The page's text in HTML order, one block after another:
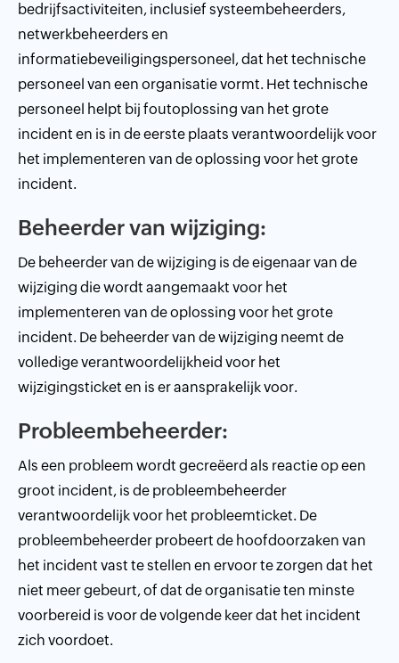
bedrijfsactiviteiten, inclusief systeembeheerders,
netwerkbeheerders en
informatiebeveiligingspersoneel, dat het technische
personeel van een organisatie vormt. Het technische
personeel helpt bij foutoplossing van het grote
incident en is in de eerste plaats verantwoordelijk voor
het implementeren van de oplossing voor het grote
incident.
Beheerder van wijziging:
De beheerder van de wijziging is de eigenaar van de
wijziging die wordt aangemaakt voor het
implementeren van de oplossing voor het grote
incident. De beheerder van de wijziging neemt de
volledige verantwoordelijkheid voor het
wijzigingsticket en is er aansprakelijk voor.
Probleembeheerder:
Als een probleem wordt gecreëerd als reactie op een
groot incident, is de probleembeheerder
verantwoordelijk voor het probleemticket. De
probleembeheerder probeert de hoofdoorzaken van
het incident vast te stellen en ervoor te zorgen dat het
niet meer gebeurt, of dat de organisatie ten minste
voorbereid is voor de volgende keer dat het incident
zich voordoet.